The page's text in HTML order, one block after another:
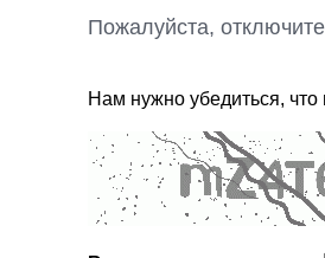
Пожалуйста,
Нам нужно убедиться,